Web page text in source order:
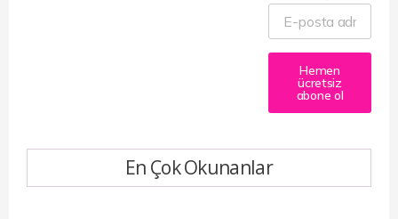
Hemen
ücretsiz
abone ol
En Çok Okunanlar